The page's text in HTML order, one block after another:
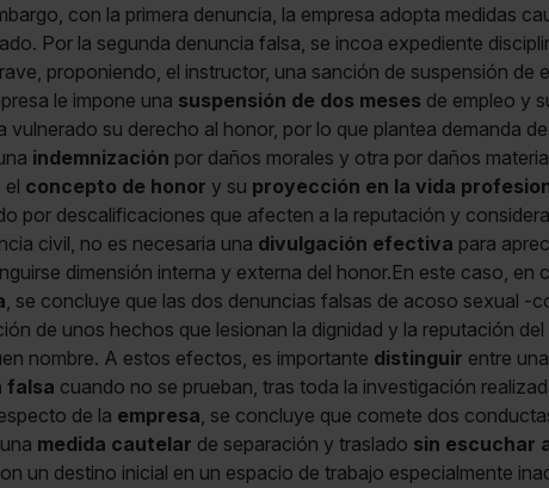
con la primera denuncia, la empresa adopta medidas
Por la segunda denuncia falsa, se incoa expediente
proponiendo, el instructor, una sanción de suspensión de
le impone una suspensión de dos meses de empleo y
vulnerado su derecho al honor, por lo que plantea demanda
indemnización por daños morales y otra por daños
el concepto de honor y su proyección en la vida
por descalificaciones que afecten a la reputación y
civil, no es necesaria una divulgación efectiva para
dimensión interna y externa del honor.En este caso, en
, se concluye que las dos denuncias falsas de acoso sexual -
de unos hechos que lesionan la dignidad y la reputación
nombre. A estos efectos, es importante distinguir entre una
falsa cuando no se prueban, tras toda la investigación
de la empresa, se concluye que comete dos
medida cautelar de separación y traslado sin escuchar
un destino inicial en un espacio de trabajo especialmente